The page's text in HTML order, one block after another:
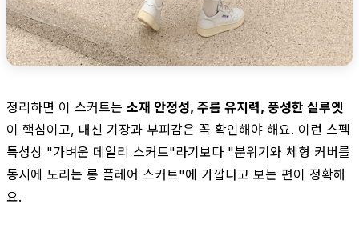
정리하면 이 스커트는 소재 안정성, 주름 유지력, 풍성한 실루엣
이 핵심이고, 대신 기장과 부피감은 꼭 확인해야 해요. 이런 스펙
특성상 "가벼운 데일리 스커트"라기보다 "분위기와 체형 커버를
동시에 노리는 롱 플레어 스커트"에 가깝다고 보는 편이 정확해
요.